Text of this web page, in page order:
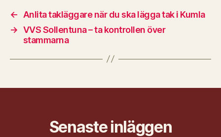
←
Anlita takläggare när du ska lägga tak i Kumla
→ VVS Sollentuna – ta kontrollen över
stammarna
Senaste inläggen